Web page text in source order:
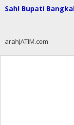
Sah! Bupati
arahJATIM.com